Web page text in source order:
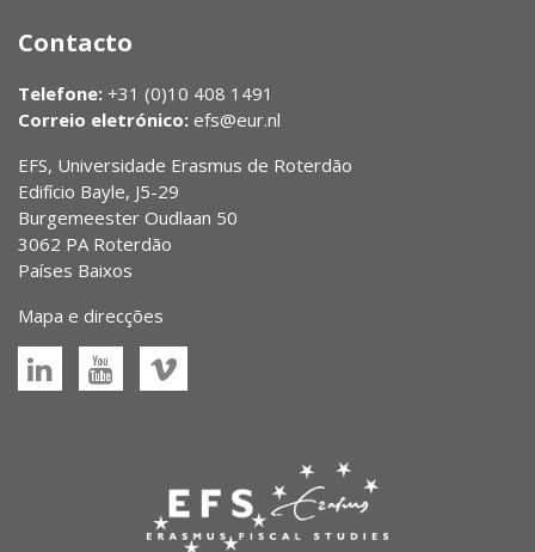
Contacto
Telefone: +31 (0)10 408 1491
Correio eletrónico: efs@eur.nl
EFS, Universidade Erasmus de Roterdão
Edifício Bayle, J5-29
Burgemeester Oudlaan 50
3062 PA Roterdão
Países Baixos
Mapa e direcções